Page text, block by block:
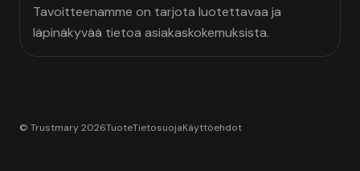
Tavoitteenamme on tarjota luotettavaa ja
läpinäkyvää tietoa asiakaskokemuksista.
© Trustmary 2026TuoteTietosuojaKäyttöehdot